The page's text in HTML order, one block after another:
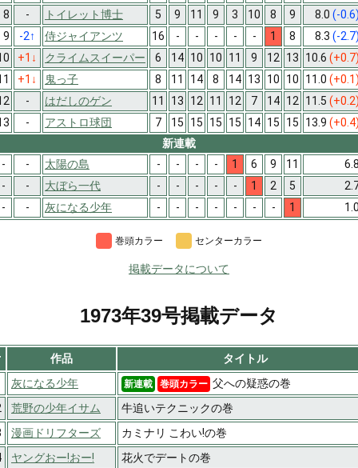
8
- トイレット博士 5 9 11 9 3 10 8 9 8.0 (-0.6)
9
-2↑ 侍ジャイアンツ 16 - - - - - 1 8 8.3 (-2.7)
+1 ↓ クライムスイーパー 6 14 10 10 11 9 12 13 10.6 (+0.7)
+1 ↓ 鬼っ子 8 11 14 8 14 13 10 10 11.0 (+0.1)
- はだしのゲン 11 13 12 11 12 7 14 12 11.5 (+0.2)
- アストロ球団 7 15 15 15 15 14 15 15 13.9 (+0.4)
新連載
-
- 太陽の島 - - - - 1 6 9 11
6.8
-
- 大ぼら一代 - - - - - 1 2 5
-
- 灰になる少年 - - - - - - - 1 1.0
巻頭カラー センターカラー
掲載データについて
1973年39号掲載データ
作品
タイトル
灰になる少年 新連載 巻頭カラー 父への疑惑の巻
荒野の少年イサム
牛追いテクニックの巻
漫画ドリフターズ
カミナリ こわい!の巻
ヤングおー!おー!
花火でデートの巻